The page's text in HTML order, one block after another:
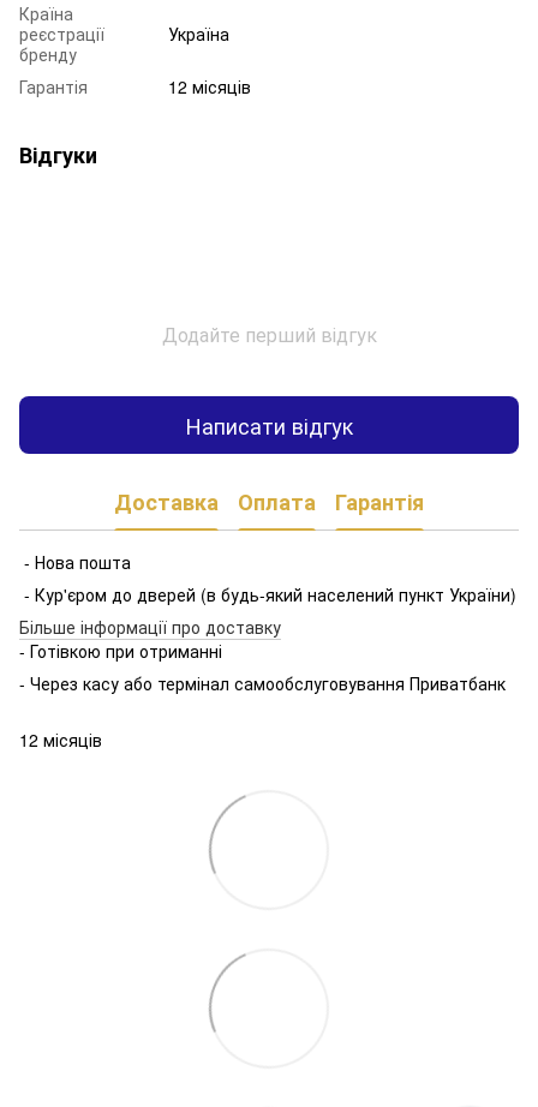
Країна
реєстрації
бренду
Україна
Гарантія 12 місяців
Відгуки
Додайте перший відгук
Написати відгук
Доставка Оплата Гарантія
- Нова пошта
- Кур'єром до дверей (в будь-який населений пункт України)
Більше інформації про доставку
- Готівкою при отриманні
- Через касу або термінал самообслуговування Приватбанк
12 місяців